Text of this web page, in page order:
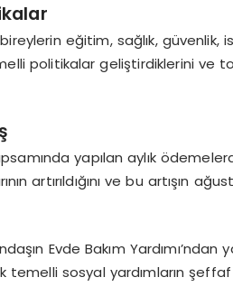
eğitim, sağlık,
politikalar geliştirdiklerini ve
yapılan aylık
artırıldığını ve bu artışın
Evde Bakım Yardımı’ndan
temelli sosyal yardımların